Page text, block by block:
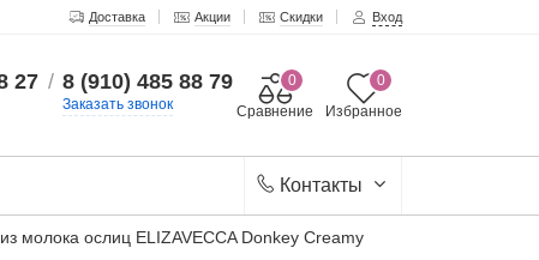
Доставка Акции Скидки Вход
27 / 8 (910) 485 88 79
Заказать звонок Избранное
0
Сравнение
0
Контакты
молока ослиц ELIZAVECCA Donkey Creamy